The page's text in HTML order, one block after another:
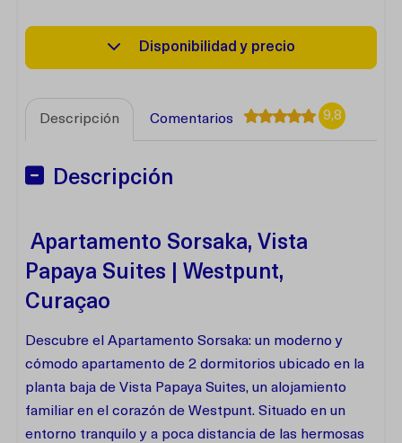
Disponibilidad y precio
Descripción Comentarios 9,8
Descripción
Apartamento Sorsaka, Vista
Papaya Suites | Westpunt,
Curaçao
Descubre el Apartamento Sorsaka: un moderno y
cómodo apartamento de 2 dormitorios ubicado en la
planta baja de Vista Papaya Suites, un alojamiento
familiar en el corazón de Westpunt. Situado en un
entorno tranquilo y a poca distancia de las hermosas